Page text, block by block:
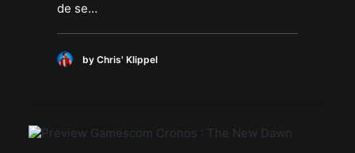
de se…
by Chris' Klippel